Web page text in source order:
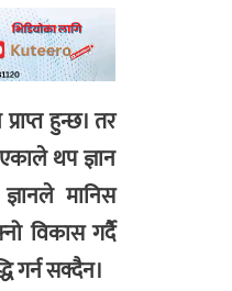
हुन्छ। तर
थप ज्ञान
मानिस
विकास गर्दै
गर्न सक्दैन।